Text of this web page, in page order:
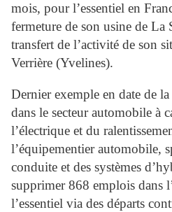
mois, pour l’essentiel en
fermeture de son usine de La
transfert de l’activité de son
Verrière (Yvelines).
Dernier exemple en date de
dans le secteur automobile à
l’électrique et du
l’équipementier automobile,
conduite et des systèmes
supprimer 868 emplois dans
l’essentiel via des départs